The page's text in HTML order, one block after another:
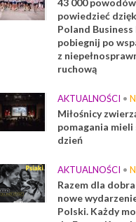
43 000
powiedzieć
Poland Business
pobiegnij po
z
ruchową
AKTUALNOŚCI •
Miłośnicy
pomagania
dzień
AKTUALNOŚCI •
Razem dla
nowe
Polski. Każdy